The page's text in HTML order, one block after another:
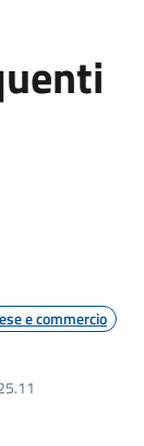
e commercio